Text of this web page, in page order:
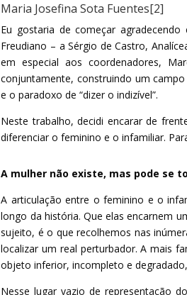
Maria Josefina Sota Fuentes[2]
Eu gostaria de começar
Freudiano – a Sérgio de Castro,
em especial aos coordenadores,
conjuntamente, construindo um
e o paradoxo de “dizer o indizível”.
Neste trabalho, decidi encarar de
diferenciar o feminino e o infamiliar.
A mulher não existe, mas pode se
A articulação entre o feminino e o
longo da história. Que elas encarnem
sujeito, é o que recolhemos nas
localizar um real perturbador. A mais
objeto inferior, incompleto e
Nesse lugar vazio de representação